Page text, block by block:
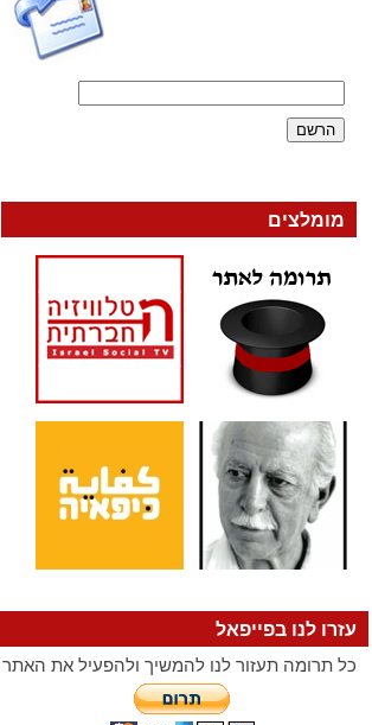
מומלצים
עזרו לנו בפייפאל
כל תרומה תעזור לנו להמשיך ולהפעיל את האתר